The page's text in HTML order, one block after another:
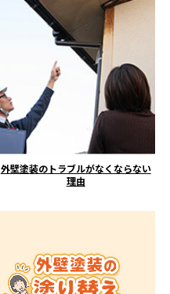
外壁塗装のトラブルがなくならない
理由